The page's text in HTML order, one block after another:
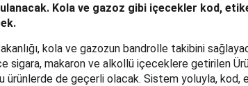
Kola ve gazoz gibi içecekler kod,
kola ve gazozun bandrolle takibini
sigara, makaron ve alkollü içeceklere getirilen
ürünlerde de geçerli olacak. Sistem yoluyla,